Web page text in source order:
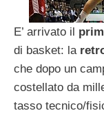
E’ arrivato il
di basket: la
che dopo un
costellato da
tasso tecnico/